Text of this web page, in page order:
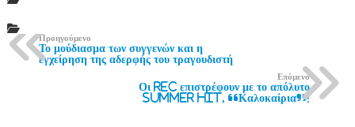
Προηγούμενο
Το μούδιασμα των συγγενών και η
εγχείρηση της αδερφής του τραγουδιστή
Επόμενο
Οι REC επιστρέφουν με το απόλυτο
Summer Hit, “Καλοκαίρια”!